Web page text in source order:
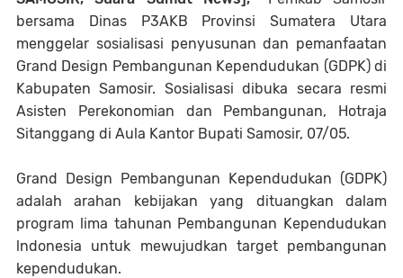
bersama Dinas P3AKB Provinsi Sumatera Utara
menggelar sosialisasi penyusunan dan pemanfaatan
Grand Design Pembangunan Kependudukan (GDPK) di
Kabupaten Samosir. Sosialisasi dibuka secara resmi
Asisten Perekonomian dan Pembangunan, Hotraja
Sitanggang di Aula Kantor Bupati Samosir, 07/05.
Grand Design Pembangunan Kependudukan (GDPK)
adalah arahan kebijakan yang dituangkan dalam
program lima tahunan Pembangunan Kependudukan
lndonesia untuk mewujudkan target pembangunan
kependudukan.